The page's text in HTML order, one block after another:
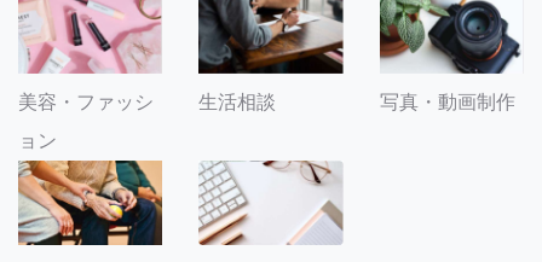
美容・ファッシ
ョン
生活相談 写真・動画制作